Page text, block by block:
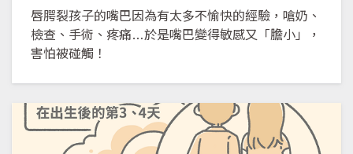
唇腭裂孩子的嘴巴因為有太多不愉快的經驗，嗆奶、
檢查、手術、疼痛…於是嘴巴變得敏感又「膽小」，
害怕被碰觸！